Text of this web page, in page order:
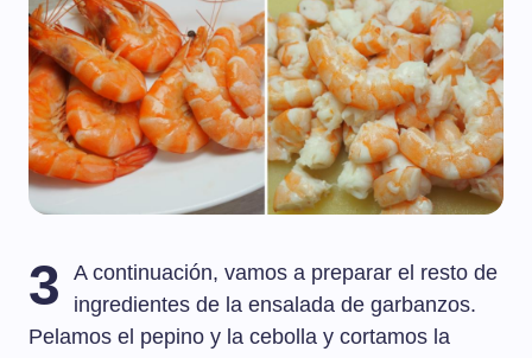
3
A continuación, vamos a preparar el resto de
ingredientes de la ensalada de garbanzos.
Pelamos el pepino y la cebolla y cortamos la